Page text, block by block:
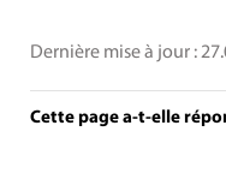
Dernière mise à jour :
Cette page a-t-elle